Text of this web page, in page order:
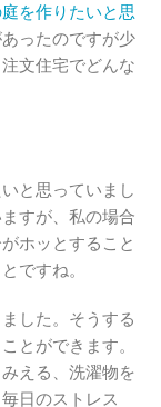
を作りたいと思
ったのですが少
文住宅でどんな
と思っていまし
すが、私の場合
ホッとすること
ですね。
した。そうする
とができます。
える、洗濯物を
日のストレス